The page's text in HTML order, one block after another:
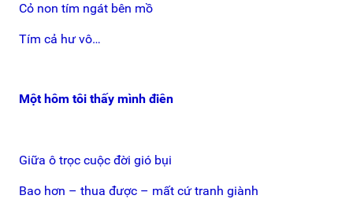
Cỏ non tím ngát bên mồ
Tím cả hư vô…
Một hôm tôi thấy mình điên
Giữa ô trọc cuộc đời gió bụi
Bao hơn – thua được – mất cứ tranh giành